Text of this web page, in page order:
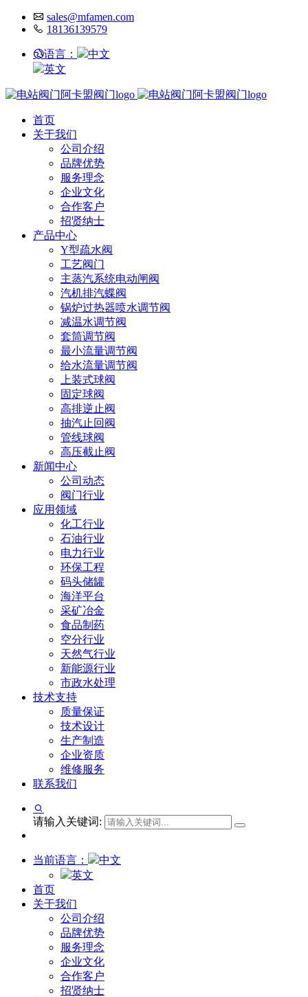
sales@mfamen.com
18136139579
语言：
中文
英文
首页
关于我们
公司介绍
品牌优势
服务理念
企业文化
合作客户
招贤纳士
产品中心
Y型疏水阀
工艺阀门
主蒸汽系统电动闸阀
汽机排汽蝶阀
锅炉过热器喷水调节阀
减温水调节阀
套筒调节阀
最小流量调节阀
给水流量调节阀
上装式球阀
固定球阀
高排逆止阀
抽汽止回阀
管线球阀
高压截止阀
新闻中心
公司动态
阀门行业
应用领域
化工行业
石油行业
电力行业
环保工程
码头储罐
海洋平台
采矿冶金
食品制药
空分行业
天然气行业
新能源行业
市政水处理
技术支持
质量保证
技术设计
生产制造
企业资质
维修服务
联系我们
请输入关键词:
当前语言：
中文
英文
首页
关于我们
公司介绍
品牌优势
服务理念
企业文化
合作客户
招贤纳士